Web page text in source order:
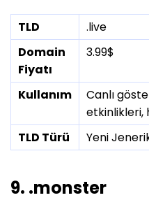
TLD
.live
Domain
Fiyatı
3.99$
Kullanım
Canlı
etkinlikleri,
TLD Türü
Yeni
9. .monster